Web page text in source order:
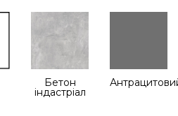
Бетон
індастріал